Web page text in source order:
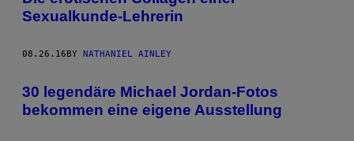
Sexualkunde-Lehrerin
08.26.16BY NATHANIEL AINLEY
30 legendäre Michael Jordan-Fotos
bekommen eine eigene Ausstellung